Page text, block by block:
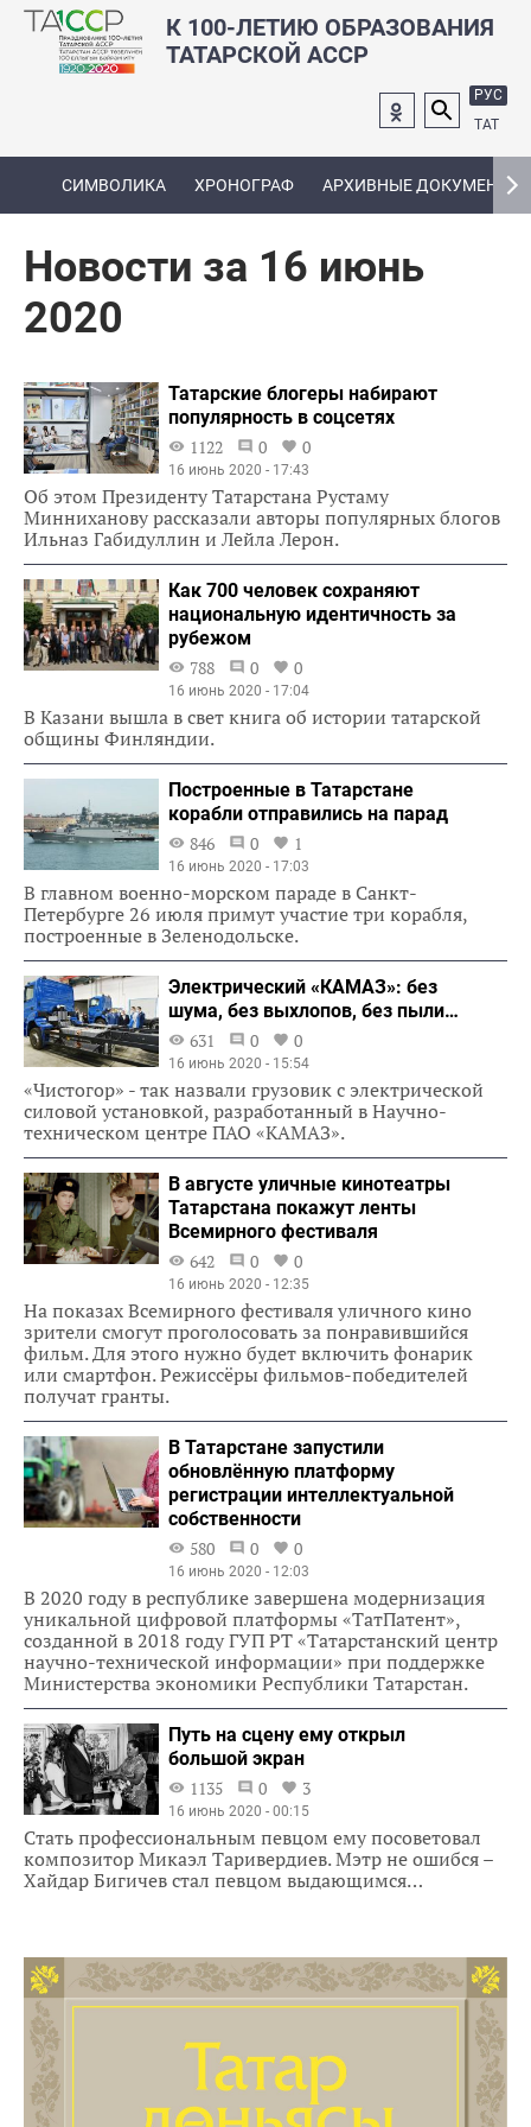
К 100-ЛЕТИЮ ОБРАЗОВАНИЯ
ТАТАРСКОЙ АССР
РУС
ТАТ
СИМВОЛИКА ХРОНОГРАФ АРХИВНЫЕ ДОКУМЕНТЫ
Новости за 16 июнь
2020
Татарские блогеры набирают
популярность в соцсетях
1122
0 0
16 июнь 2020 - 17:43
Об этом Президенту Татарстана Рустаму
Минниханову рассказали авторы популярных блогов
Ильназ Габидуллин и Лейла Лерон.
Как 700 человек сохраняют
национальную идентичность за
рубежом
788
0 0
16 июнь 2020 - 17:04
В Казани вышла в свет книга об истории татарской
общины Финляндии.
Построенные в Татарстане
корабли отправились на парад
846
0 1
16 июнь 2020 - 17:03
В главном военно-морском параде в Санкт-
Петербурге 26 июля примут участие три корабля,
построенные в Зеленодольске.
Электрический «КАМАЗ»: без
шума, без выхлопов, без пыли…
631
0 0
16 июнь 2020 - 15:54
«Чистогор» - так назвали грузовик с электрической
силовой установкой, разработанный в Научно-
техническом центре ПАО «КАМАЗ».
В августе уличные кинотеатры
Татарстана покажут ленты
Всемирного фестиваля
642
0 0
16 июнь 2020 - 12:35
На показах Всемирного фестиваля уличного кино
зрители смогут проголосовать за понравившийся
фильм. Для этого нужно будет включить фонарик
или смартфон. Режиссёры фильмов-победителей
получат гранты.
В Татарстане запустили
обновлённую платформу
регистрации интеллектуальной
собственности
580
0 0
16 июнь 2020 - 12:03
В 2020 году в республике завершена модернизация
уникальной цифровой платформы «ТатПатент»,
созданной в 2018 году ГУП РТ «Татарстанский центр
научно-технической информации» при поддержке
Министерства экономики Республики Татарстан.
Путь на сцену ему открыл
большой экран
1135
0 3
16 июнь 2020 - 00:15
Стать профессиональным певцом ему посоветовал
композитор Микаэл Таривердиев. Мэтр не ошибся –
Хайдар Бигичев стал певцом выдающимся…